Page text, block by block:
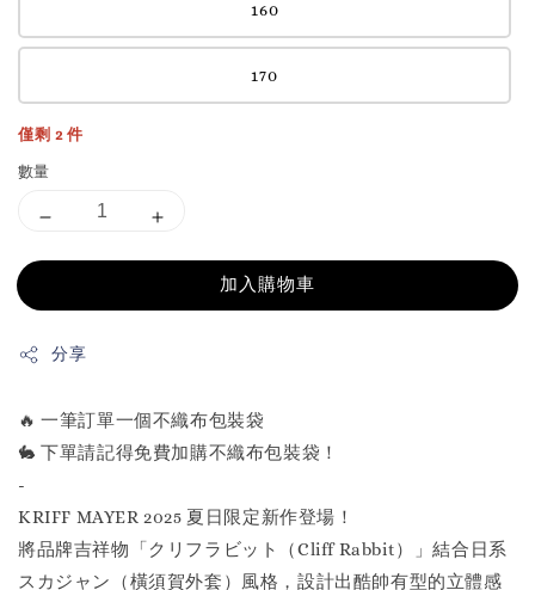
160
170
僅剩 2 件
數量
加入購物車
分享
🔥 一筆訂單一個不織布包裝袋
🐇 下單請記得免費加購不織布包裝袋！
-
KRIFF MAYER 2025 夏日限定新作登場！
將品牌吉祥物「クリフラビット（Cliff Rabbit）」結合日系
スカジャン（橫須賀外套）風格，設計出酷帥有型的立體感